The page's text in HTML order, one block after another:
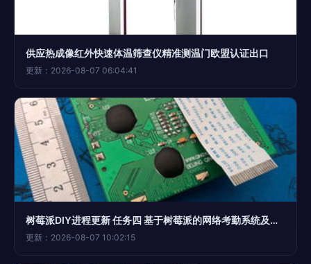
供应热成像红外快速体温筛查仪精准测温门欧盟认证出口
更新：2026-08-07 06:04:41
树莓派DIY进程更新 任务四 基于树莓派的网络考勤系统及刷卡门禁（第三阶段）——电子产品世界论坛开发实践
更新：2026-08-07 10:02:15